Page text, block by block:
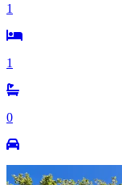
1
1
0